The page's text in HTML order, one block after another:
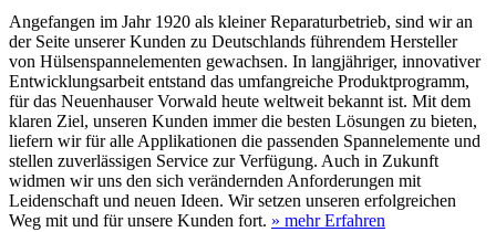
Angefangen im Jahr 1920 als kleiner Reparaturbetrieb, sind wir an
der Seite unserer Kunden zu Deutschlands führendem Hersteller
von Hülsenspannelementen gewachsen. In langjähriger, innovativer
Entwicklungsarbeit entstand das umfangreiche Produktprogramm,
für das Neuenhauser Vorwald heute weltweit bekannt ist. Mit dem
klaren Ziel, unseren Kunden immer die besten Lösungen zu bieten,
liefern wir für alle Applikationen die passenden Spannelemente und
stellen zuverlässigen Service zur Verfügung. Auch in Zukunft
widmen wir uns den sich verändernden Anforderungen mit
Leidenschaft und neuen Ideen. Wir setzen unseren erfolgreichen
Weg mit und für unsere Kunden fort. » mehr Erfahren